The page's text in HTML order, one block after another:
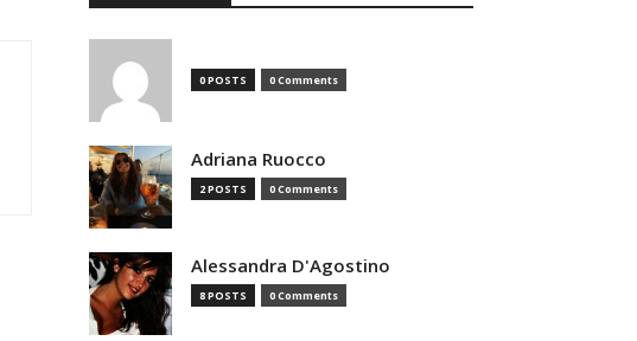
0 POSTS 0 Comments
Adriana Ruocco
2 POSTS 0 Comments
Alessandra D'Agostino
8 POSTS 0 Comments